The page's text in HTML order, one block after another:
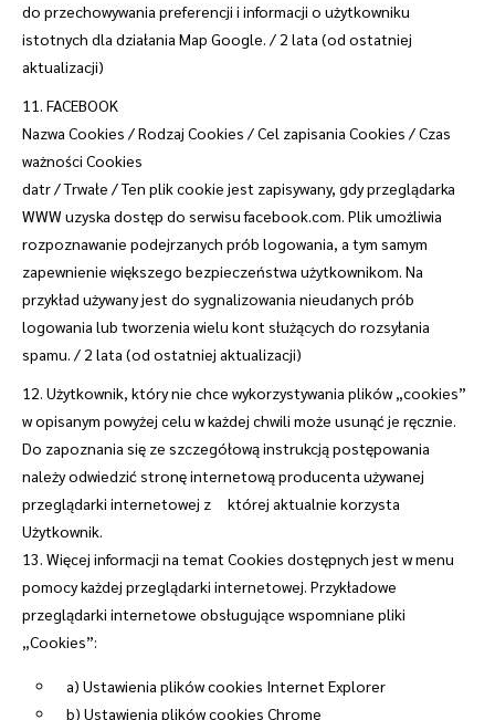
do przechowywania preferencji i informacji o użytkowniku
istotnych dla działania Map Google. / 2 lata (od ostatniej
aktualizacji)
11. FACEBOOK
Nazwa Cookies / Rodzaj Cookies / Cel zapisania Cookies / Czas
ważności Cookies
datr / Trwałe / Ten plik cookie jest zapisywany, gdy przeglądarka
WWW uzyska dostęp do serwisu facebook.com. Plik umożliwia
rozpoznawanie podejrzanych prób logowania, a tym samym
zapewnienie większego bezpieczeństwa użytkownikom. Na
przykład używany jest do sygnalizowania nieudanych prób
logowania lub tworzenia wielu kont służących do rozsyłania
spamu. / 2 lata (od ostatniej aktualizacji)
12. Użytkownik, który nie chce wykorzystywania plików „cookies”
w opisanym powyżej celu w każdej chwili może usunąć je ręcznie.
Do zapoznania się ze szczegółową instrukcją postępowania
należy odwiedzić stronę internetową producenta używanej
przeglądarki internetowej z której aktualnie korzysta
Użytkownik.
13. Więcej informacji na temat Cookies dostępnych jest w menu
pomocy każdej przeglądarki internetowej. Przykładowe
przeglądarki internetowe obsługujące wspomniane pliki
„Cookies”:
a) Ustawienia plików cookies Internet Explorer
b) Ustawienia plików cookies Chrome